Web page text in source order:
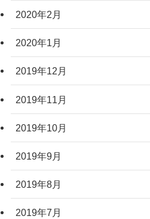
2020年2月
2020年1月
2019年12月
2019年11月
2019年10月
2019年9月
2019年8月
2019年7月